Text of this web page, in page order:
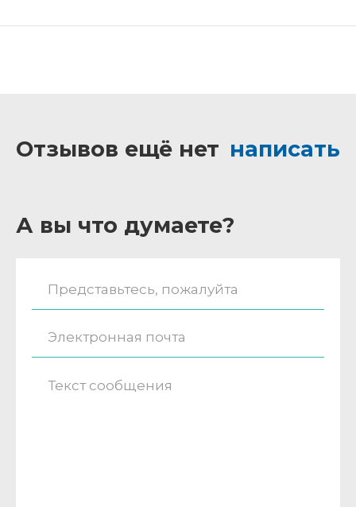
Отзывов ещё нет написать
А вы что думаете?